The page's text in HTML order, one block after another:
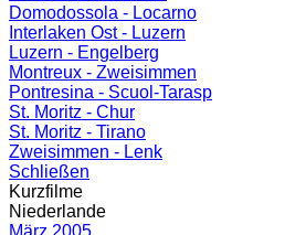
Domodossola - Locarno
Interlaken Ost - Luzern
Luzern - Engelberg
Montreux - Zweisimmen
Pontresina - Scuol-Tarasp
St. Moritz - Chur
St. Moritz - Tirano
Zweisimmen - Lenk
Schließen
Kurzfilme
Niederlande
März 2005